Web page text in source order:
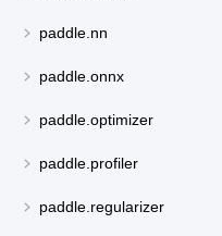
paddle.nn
paddle.onnx
paddle.optimizer
paddle.profiler
paddle.regularizer